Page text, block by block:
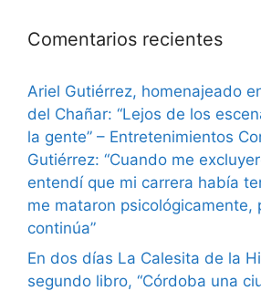
Comentarios recientes
Ariel Gutiérrez, homenajeado
del Chañar: “Lejos de los
la gente” – Entretenimientos
Gutiérrez: “Cuando me
entendí que mi carrera había
me mataron psicológicamente,
continúa”
En dos días La Calesita de la
segundo libro, “Córdoba una